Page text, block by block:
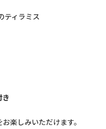
ティラミス
楽しみいただけます。